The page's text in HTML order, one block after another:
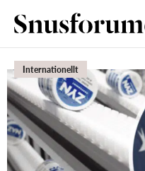
Internationellt